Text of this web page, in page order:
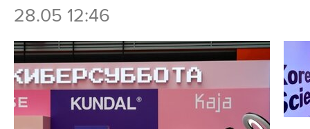
28.05 12:46